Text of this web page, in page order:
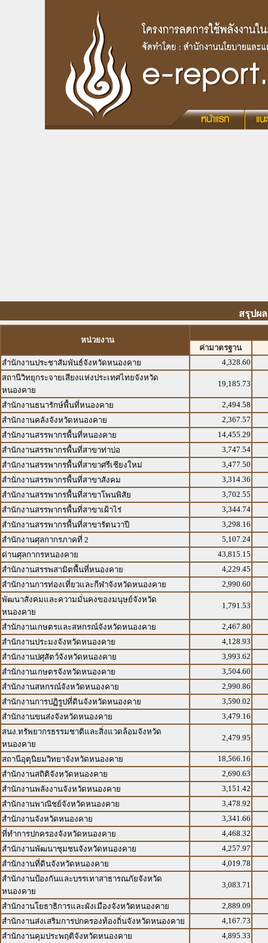
สรุปผ
หน่วยงาน
ค่ามาตรฐาน
สำนักงานประชาสัมพันธ์จังหวัดหนองคาย
4,328.60
สถานีวิทยุกระจายเสียงแห่งประเทศไทยจังหวัด
หนองคาย
19,185.73
สำนักงานธนารักษ์พื้นที่หนองคาย
2,494.58
สำนักงานคลังจังหวัดหนองคาย
2,367.57
สำนักงานสรรพากรพื้นที่หนองคาย
14,455.29
สำนักงานสรรพากรพื้นที่สาขาท่าบ่อ
3,747.54
สำนักงานสรรพากรพื้นที่สาขาศรีเชียงใหม่
3,477.50
สำนักงานสรรพากรพื้นที่สาขาสังคม
3,314.36
สำนักงานสรรพากรพื้นที่สาขาโพนพิสัย
3,702.55
สำนักงานสรรพากรพื้นที่สาขาเฝ้าไร่
3,344.74
สำนักงานสรรพากรพื้นที่สาขารัตนวาปี
3,298.16
สำนักงานศุลกากรภาคที่ 2
5,107.24
ด่านศุลกากรหนองคาย
43,815.15
สำนักงานสรรพสามิตพื้นที่หนองคาย
4,229.45
สำนักงานการท่องเที่ยวและกีฬาจังหวัดหนองคาย
2,990.60
พัฒนาสังคมและความมั่นคงของมนุษย์จังหวัด
หนองคาย
1,791.53
สำนักงานเกษตรและสหกรณ์จังหวัดหนองคาย
2,467.80
สำนักงานประมงจังหวัดหนองคาย
4,128.93
สำนักงานปศุสัตว์จังหวัดหนองคาย
3,993.62
สำนักงานเกษตรจังหวัดหนองคาย
3,504.60
สำนักงานสหกรณ์จังหวัดหนองคาย
2,990.86
สำนักงานการปฏิรูปที่ดินจังหวัดหนองคาย
3,590.02
สำนักงานขนส่งจังหวัดหนองคาย
3,479.16
สนง.ทรัพยากรธรรมชาติและสิ่งแวดล้อมจังหวัด
หนองคาย
2,479.95
สถานีอุตุนิยมวิทยาจังหวัดหนองคาย
18,566.16
สำนักงานสถิติจังหวัดหนองคาย
2,690.63
สำนักงานพลังงานจังหวัดหนองคาย
3,151.42
สำนักงานพาณิชย์จังหวัดหนองคาย
3,478.92
สำนักงานจังหวัดหนองคาย
3,341.66
ที่ทำการปกครองจังหวัดหนองคาย
4,468.32
สำนักงานพัฒนาชุมชนจังหวัดหนองคาย
4,257.97
สำนักงานที่ดินจังหวัดหนองคาย
4,019.78
สำนักงานป้องกันและบรรเทาสาธารณภัยจังหวัด
หนองคาย
3,083.71
สำนักงานโยธาธิการและผังเมืองจังหวัดหนองคาย
2,889.09
สำนักงานส่งเสริมการปกครองท้องถิ่นจังหวัดหนองคาย
4,167.73
สำนักงานคุมประพฤติจังหวัดหนองคาย
4,895.33